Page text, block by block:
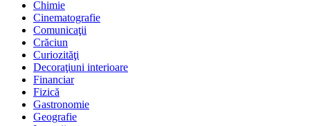
Chimie
Cinematografie
Comunicaţii
Crăciun
Curiozităţi
Decoraţiuni interioare
Financiar
Fizică
Gastronomie
Geografie